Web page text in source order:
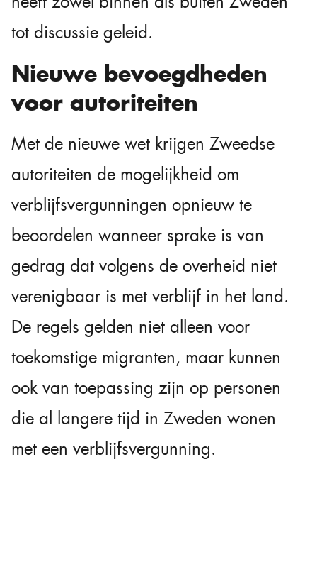
tot discussie geleid.
Nieuwe bevoegdheden
voor autoriteiten
Met de nieuwe wet krijgen Zweedse
autoriteiten de mogelijkheid om
verblijfsvergunningen opnieuw te
beoordelen wanneer sprake is van
gedrag dat volgens de overheid niet
verenigbaar is met verblijf in het land.
De regels gelden niet alleen voor
toekomstige migranten, maar kunnen
ook van toepassing zijn op personen
die al langere tijd in Zweden wonen
met een verblijfsvergunning.